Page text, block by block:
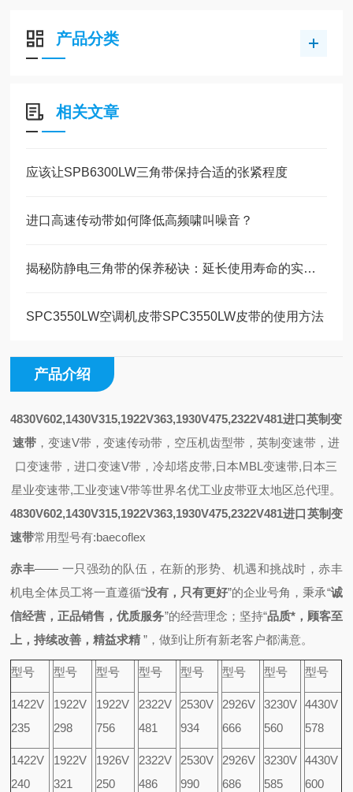
产品分类
相关文章
应该让SPB6300LW三角带保持合适的张紧程度
进口高速传动带如何降低高频啸叫噪音？
揭秘防静电三角带的保养秘诀：延长使用寿命的实用技巧！
SPC3550LW空调机皮带SPC3550LW皮带的使用方法
产品介绍
4830V602,1430V315,1922V363,1930V475,2322V481进口英制变
速带 ，变速V带，变速传动带，空压机齿型带，英制变速带，进
口变速带，进口变速V带，冷却塔皮带,日本MBL变速带,日本三
星业变速带,工业变速V带等世界名优工业皮带亚太地区总代理。
4830V602,1430V315,1922V363,1930V475,2322V481进口英制变
速带常用型号有:baecoflex
赤丰—— 一只强劲的队伍， 在新的形势、机遇和挑战时，赤丰
机电全体员工将一直遵循“没有，只有更好”的企业号角，秉承“诚
信经营，正品销售，优质服务”的经营理念； 坚持“品质*，顾客至
上，持续改善，精益求精 ”，做到让所有新老客户都满意。
型号 型号 型号 型号 型号 型号 型号 型号
1422V
235
1922V
298
1922V
756
2322V
481
2530V
934
2926V
666
3230V
560
4430V
578
1422V
240
1922V
321
1926V
250
2322V
486
2530V
990
2926V
686
3230V
585
4430V
600